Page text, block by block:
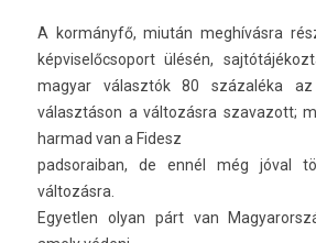
A kormányfő, miután meghívásra
kép­viselőc­soport ülésén,
magyar választók 80 százaléka
választáson a változásra szavazott;
harmad van a Fidesz
pad­soraiban, de ennél még jóval
változásra.
Egyetl­en olyan párt van